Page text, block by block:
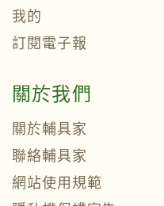
我的
訂閱電子報
關於我們
關於輔具家
聯絡輔具家
網站使用規範